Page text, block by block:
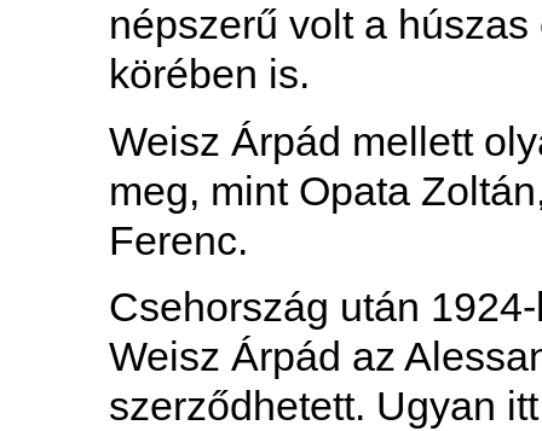
népszerű volt a
körében is.
Weisz Árpád mellett
meg, mint Opata
Ferenc.
Csehország után
Weisz Árpád az
szerződhetett. Ugyan